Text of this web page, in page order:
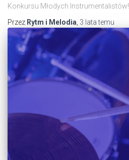
Konkursu Młodych Instrumentalistów!
Przez Rytm i Melodia, 3 latatemu